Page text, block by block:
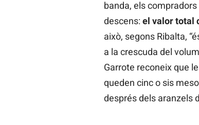
banda, els
descens: el valor total
això, segons Ribalta,
a la crescuda del
Garrote reconeix que
queden cinc o sis
després dels aranzels